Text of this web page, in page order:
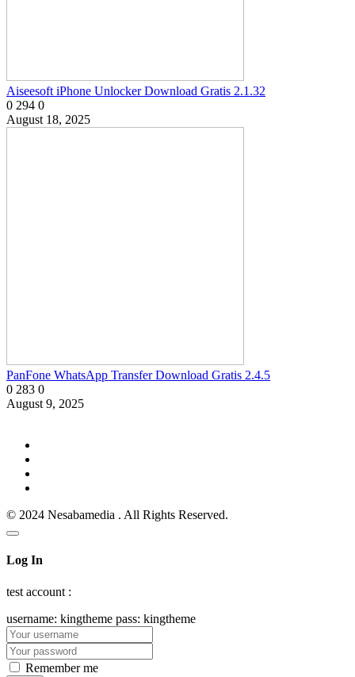
Aiseesoft iPhone Unlocker Download Gratis 2.1.32
0 294 0
August 18, 2025
PanFone WhatsApp Transfer Download Gratis 2.4.5
0 283 0
August 9, 2025
© 2024 Nesabamedia . All Rights Reserved.
Log In
test account :
username: kingtheme pass: kingtheme
Remember me